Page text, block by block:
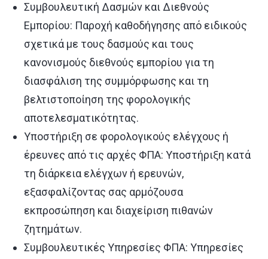
Συμβουλευτική Δασμών και Διεθνούς
Εμπορίου: Παροχή καθοδήγησης από ειδικούς
σχετικά με τους δασμούς και τους
κανονισμούς διεθνούς εμπορίου για τη
διασφάλιση της συμμόρφωσης και τη
βελτιστοποίηση της φορολογικής
αποτελεσματικότητας.
Υποστήριξη σε φορολογικούς ελέγχους ή
έρευνες από τις αρχές ΦΠΑ: Υποστήριξη κατά
τη διάρκεια ελέγχων ή ερευνών,
εξασφαλίζοντας σας αρμόζουσα
εκπροσώπηση και διαχείριση πιθανών
ζητημάτων.
Συμβουλευτικές Υπηρεσίες ΦΠΑ: Υπηρεσίες